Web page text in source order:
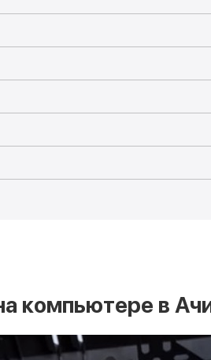
компьютере в